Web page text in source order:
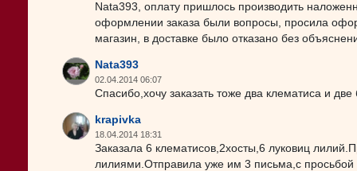
Nata393, оплату пришлось производить
оформлении заказа были вопросы, просила
магазин, в доставке было отказано без
Nata393
02.04.2014 06:07
Спасибо,хочу заказать тоже два клематиса и
krapivka
18.04.2014 18:31
Заказала 6 клематисов,2хосты,6 луковиц
лилиями.Отправила уже им 3 письма,с просьбой